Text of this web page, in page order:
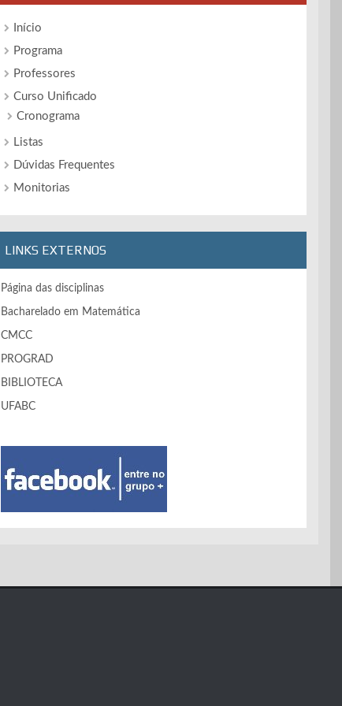
Início
Programa
Professores
Curso Unificado
Cronograma
Listas
Dúvidas Frequentes
Monitorias
LINKS EXTERNOS
Página das disciplinas
Bacharelado em Matemática
CMCC
PROGRAD
BIBLIOTECA
UFABC